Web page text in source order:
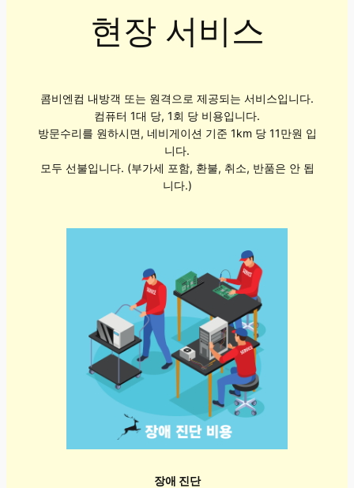
현장 서비스
콤비엔컴 내방객 또는 원격으로 제공되는 서비스입니다.
컴퓨터 1대 당, 1회 당 비용입니다.
방문수리를 원하시면, 네비게이션 기준 1km 당 11만원 입
니다.
모두 선불입니다. (부가세 포함, 환불, 취소, 반품은 안 됩
니다.)
장애 진단